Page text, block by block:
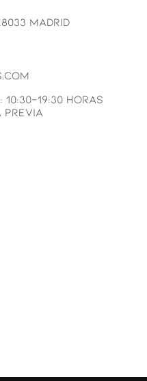
Madrid
10:30-19:30 HORAS
PREVIA